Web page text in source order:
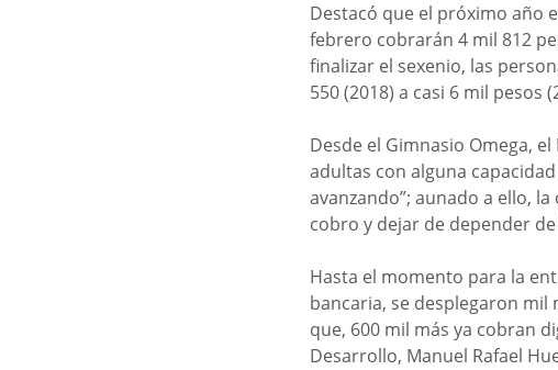
Destacó que el próximo año
febrero cobrarán 4 mil 812
finalizar el sexenio, las
550 (2018) a casi 6 mil pesos
Desde el Gimnasio Omega,
adultas con alguna
avanzando”; aunado a ello,
cobro y dejar de depender
Hasta el momento para la
bancaria, se desplegaron
que, 600 mil más ya cobran
Desarrollo, Manuel Rafael